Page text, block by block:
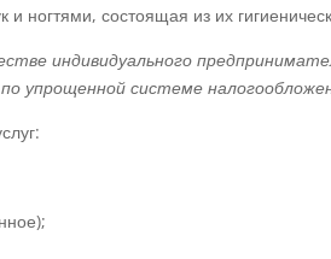
ногтями, состоящая из их
индивидуального
упрощенной системе